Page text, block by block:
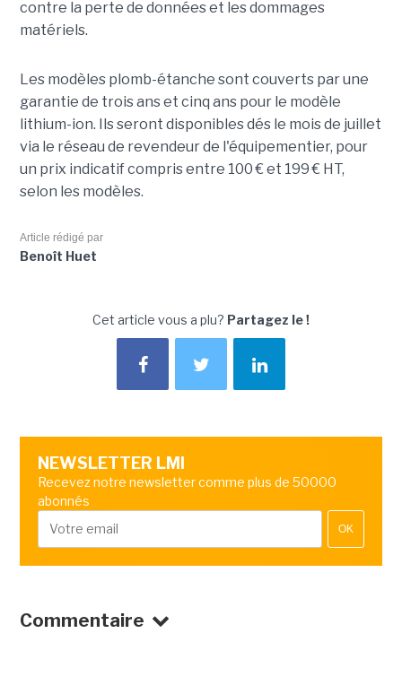
contre la perte de données et les dommages
matériels.
Les modèles plomb-étanche sont couverts par une
garantie de trois ans et cinq ans pour le modèle
lithium-ion. Ils seront disponibles dés le mois de juillet
via le réseau de revendeur de l'équipementier, pour
un prix indicatif compris entre 100 € et 199 € HT,
selon les modèles.
Article rédigé par
Benoît Huet
Cet article vous a plu? Partagez le !
NEWSLETTER LMI
Recevez notre newsletter comme plus de 50000
abonnés
OK
Commentaire